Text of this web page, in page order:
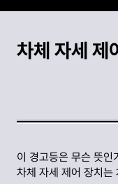
차체 자세 제
이 경고등은 무슨 뜻인
차체 자세 제어 장치는